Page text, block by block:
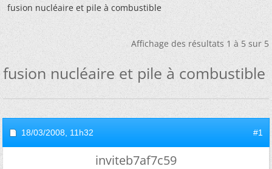
fusion nucléaire et pile à combustible
Affichage des résultats 1 à 5 sur 5
fusion nucléaire et pile à combustible
18/03/2008, 11h32 #1
inviteb7af7c59